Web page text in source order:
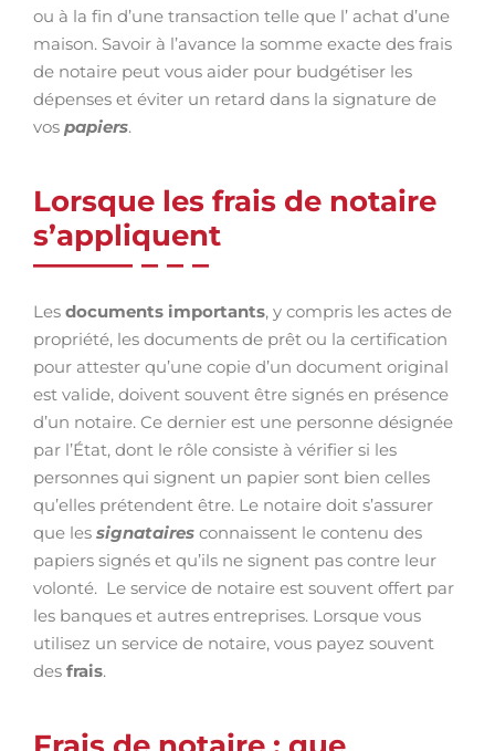
ou à la fin d’une transaction telle que l’ achat d’une
maison. Savoir à l’avance la somme exacte des frais
de notaire peut vous aider pour budgétiser les
dépenses et éviter un retard dans la signature de
vos papiers.
Lorsque les frais de notaire
s’appliquent
Les documents importants, y compris les actes de
propriété, les documents de prêt ou la certification
pour attester qu’une copie d’un document original
est valide, doivent souvent être signés en présence
d’un notaire. Ce dernier est une personne désignée
par l’État, dont le rôle consiste à vérifier si les
personnes qui signent un papier sont bien celles
qu’elles prétendent être. Le notaire doit s’assurer
que les signataires connaissent le contenu des
papiers signés et qu’ils ne signent pas contre leur
volonté. Le service de notaire est souvent offert par
les banques et autres entreprises. Lorsque vous
utilisez un service de notaire, vous payez souvent
des frais.